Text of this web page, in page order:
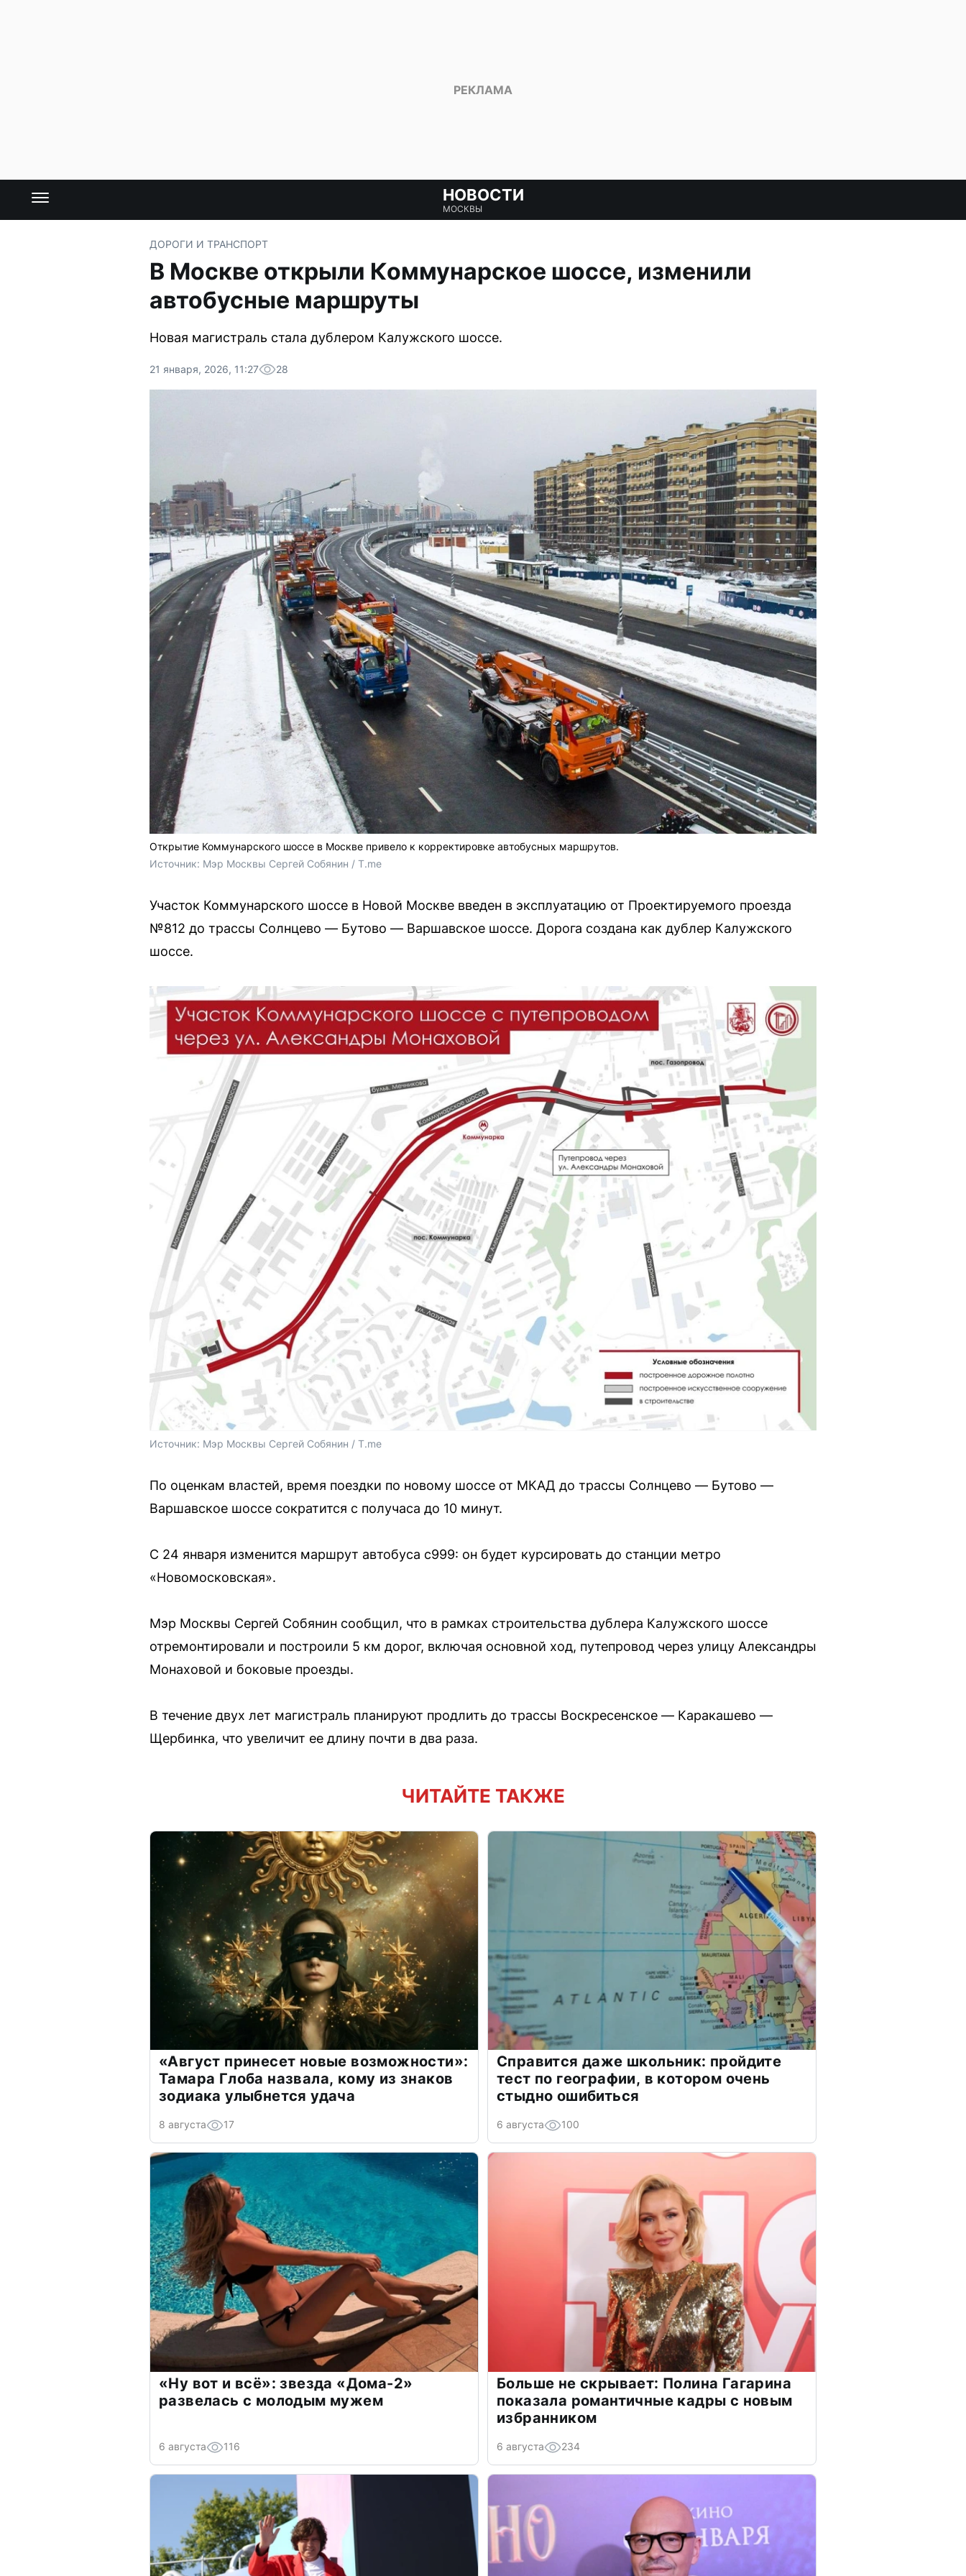
НОВОСТИ
МОСКВЫ
ДОРОГИ И ТРАНСПОРТ
В Москве открыли Коммунарское шоссе, изменили
автобусные маршруты
Новая магистраль стала дублером Калужского шоссе.
21 января, 2026, 11:27 28
Открытие Коммунарского шоссе в Москве привело к корректировке автобусных маршрутов.
Источник: Мэр Москвы Сергей Собянин / T.me
Участок Коммунарского шоссе в Новой Москве введен в эксплуатацию от Проектируемого проезда
№812 до трассы Солнцево — Бутово — Варшавское шоссе. Дорога создана как дублер Калужского
шоссе.
Источник: Мэр Москвы Сергей Собянин / T.me
По оценкам властей, время поездки по новому шоссе от МКАД до трассы Солнцево — Бутово —
Варшавское шоссе сократится с получаса до 10 минут.
С 24 января изменится маршрут автобуса с999: он будет курсировать до станции метро
«Новомосковская».
Мэр Москвы Сергей Собянин сообщил, что в рамках строительства дублера Калужского шоссе
отремонтировали и построили 5 км дорог, включая основной ход, путепровод через улицу Александры
Монаховой и боковые проезды.
В течение двух лет магистраль планируют продлить до трассы Воскресенское — Каракашево —
Щербинка, что увеличит ее длину почти в два раза.
ЧИТАЙТЕ ТАКЖЕ
«Август принесет новые возможности»:
Тамара Глоба назвала, кому из знаков
зодиака улыбнется удача
8 августа 17
Справится даже школьник: пройдите
тест по географии, в котором очень
стыдно ошибиться
6 августа 100
«Ну вот и всё»: звезда «Дома-2»
развелась с молодым мужем
6 августа 116
Больше не скрывает: Полина Гагарина
показала романтичные кадры с новым
избранником
6 августа 234